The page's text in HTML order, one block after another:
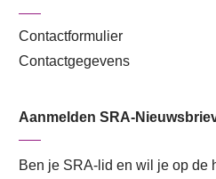
Contactformulier
Contactgegevens
Aanmelden SRA-
Ben je SRA-lid en wil je op de